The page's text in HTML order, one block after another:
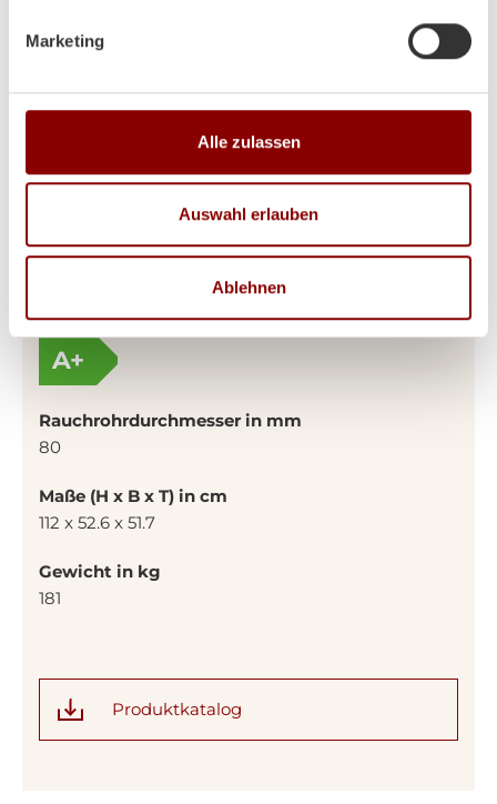
Marketing
Alle zulassen
Auswahl erlauben
Ablehnen
Produktdetails
Pelletöfen Austroflamm Percy
Gesamtleistung in KW
Energieeffizienzklasse
A+
Rauchrohrdurchmesser in mm
80
Maße (H x B x T) in cm
112 x 52.6 x 51.7
Gewicht in kg
181
Produktkatalog